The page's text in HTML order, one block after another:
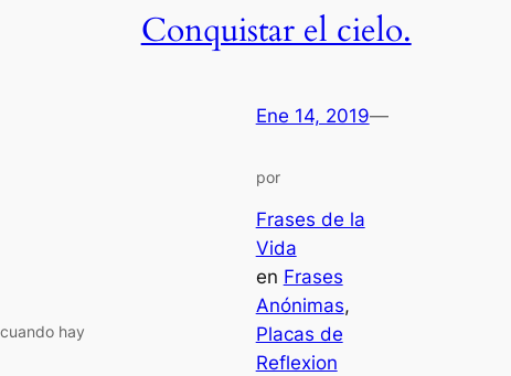
hay
Conquistar el cielo.
Ene 14, 2019—
por
Frases de la
Vida
en Frases
Anónimas
Placas de
Reflexion